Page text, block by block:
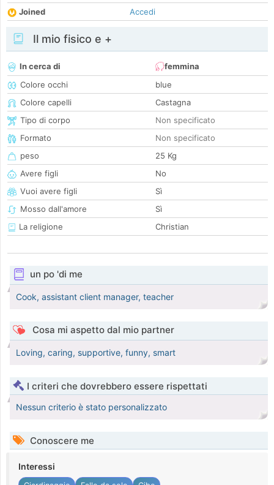
Joined
Accedi
Il mio fisico e +
In cerca di
femmina
Colore occhi
blue
Colore capelli
Castagna
Tipo di corpo
Non specificato
Formato
Non specificato
peso
25 Kg
Avere figli
No
Vuoi avere figli
Sì
Mosso dall'amore
Sì
La religione
Christian
un po 'di me
Cook, assistant client manager, teacher
Cosa mi aspetto dal mio partner
Loving, caring, supportive, funny, smart
I criteri che dovrebbero essere rispettati
Nessun criterio è stato personalizzato
Conoscere me
Interessi